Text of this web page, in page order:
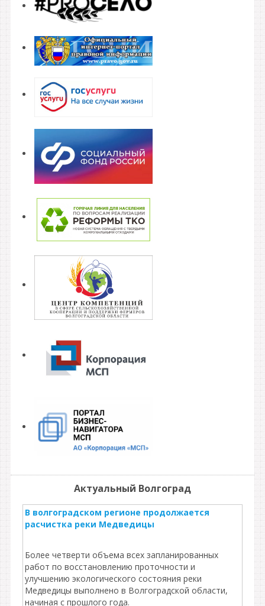
Актуальный Волгоград
В волгоградском регионе продолжается
расчистка реки Медведицы
Более четверти объема всех запланированных
работ по восстановлению проточности и
улучшению экологического состояния реки
Медведицы выполнено в Волгоградской области,
начиная с прошлого года.